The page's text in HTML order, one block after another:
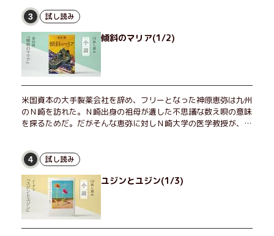
3 試し読み
傾斜のマリア(1/2)
米国資本の大手製薬会社を辞め、フリーとなった神原恵弥は九州
のＮ崎を訪れた。Ｎ崎出身の祖母が遺した不思議な数え唄の意味
を探るためだ。だがそんな恵弥に対しＮ崎大学の医学教授が、米
恵弥は、まるで影のような存在の博士とまみえることはできるの
か？ そして、唄の歌詞「かたむくマリア」に込められた秘密と
は？ 謎めいたラストが鮮烈な余韻を残すシリーズ第四作！
4 試し読み
ユジンとユジン(1/3)